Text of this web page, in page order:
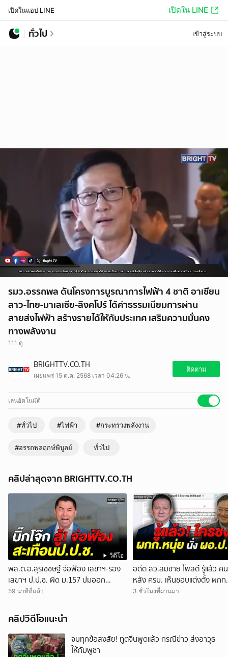
เปิดในแอป LINE เปิดใน LINE
ทั่วไป เข้าสู่ระบบ
รมว.อรรถพล ดันโครงการบูรณาการไฟฟ้า 4 ชาติ อาเซียน
ลาว-ไทย-มาเลเซีย-สิงคโปร์ ได้ค่าธรรมเนียมการผ่าน
สายส่งไฟฟ้า สร้างรายได้ให้กับประเทศ เสริมความมั่นคง
ทางพลังงาน
111 ดู
BRIGHTTV.CO.TH
เผยแพร่ 15 ต.ค. 2568 เวลา 04.26 น.
ติดตาม
เล่นอัตโนมัติ
#ทั่วไป #ไฟฟ้า #กระทรวงพลังงาน
#อรรถพลฤกษ์พิบูลย์ ทั่วไป
คลิปล่าสุดจาก BRIGHTTV.CO.TH
วิดีโอ
พล.ต.อ.สุรเชชษฐ์ จ่อฟ้อง เลขาฯ-รอง
เลขาฯ ป.ป.ช. ผิด ม.157 ปมออก
หนังสือสับสนเอื้อสอบคดีซ้ำซ้อน
59 นาทีที่แล้ว
อดีต สว.สมชาย โพสต์ รู้แล้ว ค
หลัง ครม. เห็นชอบแต่งตั้ง ผก
นั่ง ผอ.สำนักงาน ป.ย.ป.
3 ชั่วโมงที่ผ่านมา
คลิปวิดีโอแนะนำ
จบทุกข้อสงสัย! ทูตจีนพูดแล้ว กรณีข่าว ส่งอาวุธ
ให้กัมพูชา